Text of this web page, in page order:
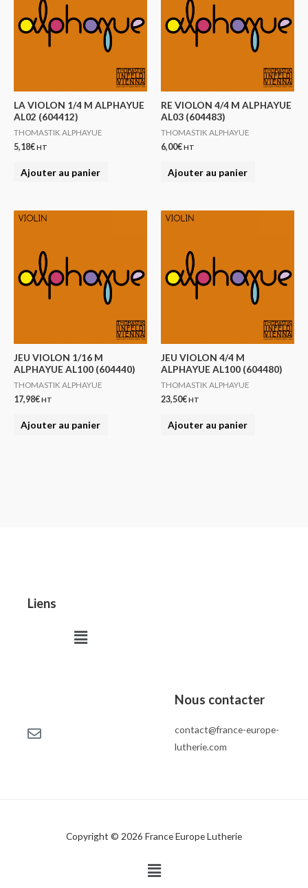
LA VIOLON 1/4 M ALPHAYUE
AL02 (604412)
THOMASTIK ALPHAYUE
5,18€HT
Ajouter au panier
RE VIOLON 4/4 M ALPHAYUE
AL03 (604483)
THOMASTIK ALPHAYUE
6,00€HT
Ajouter au panier
JEU VIOLON 1/16 M
ALPHAYUE AL100 (604440)
THOMASTIK ALPHAYUE
17,98€HT
Ajouter au panier
JEU VIOLON 4/4 M
ALPHAYUE AL100 (604480)
THOMASTIK ALPHAYUE
23,50€HT
Ajouter au panier
Liens
Menu
Nous contacter
contact@france-europe-
lutherie.com
Copyright © 2026 France Europe Lutherie
Menu